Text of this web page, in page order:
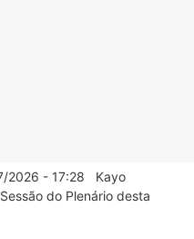
2026 - 17:28 Kayo
do Plenário desta